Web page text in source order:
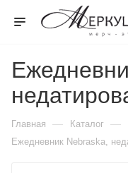
Главная — Каталог —
Ежедневник Nebraska,